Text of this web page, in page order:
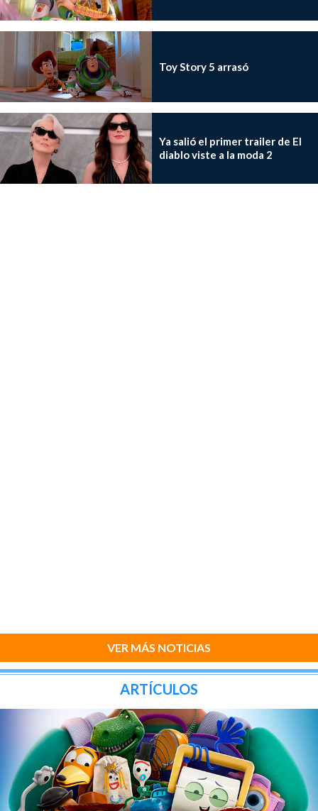
Toy Story 5 arrasó
Ya salió el primer trailer de El
diablo viste a la moda 2
VER MÁS NOTICIAS
ARTÍCULOS